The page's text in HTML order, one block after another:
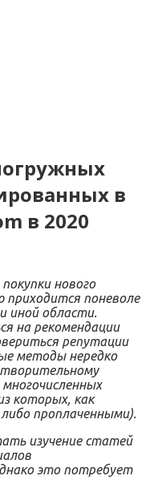
в
в 2020
нового
поневоле
иной области.
на рекомендации
репутации
методы нередко
которых, как
проплаченными).
изучение статей
это потребует